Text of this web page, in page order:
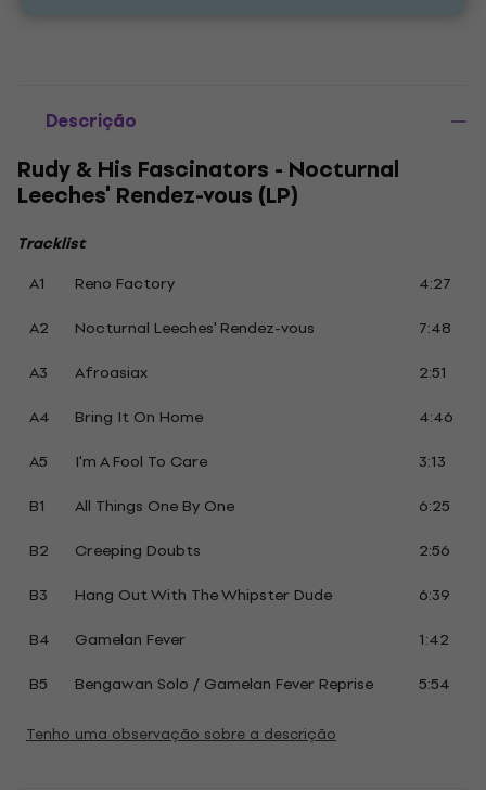
Descrição
Rudy & His Fascinators - Nocturnal
Leeches' Rendez-vous (LP)
Tracklist
A1
Reno Factory
4:27
A2
Nocturnal Leeches' Rendez-vous
7:48
A3
Afroasiax
2:51
A4
Bring It On Home
4:46
A5
I'm A Fool To Care
3:13
B1
All Things One By One
6:25
B2
Creeping Doubts
2:56
B3
Hang Out With The Whipster Dude
6:39
B4
Gamelan Fever
1:42
B5
Bengawan Solo / Gamelan Fever Reprise 5:54
Tenho uma observação sobre a descrição